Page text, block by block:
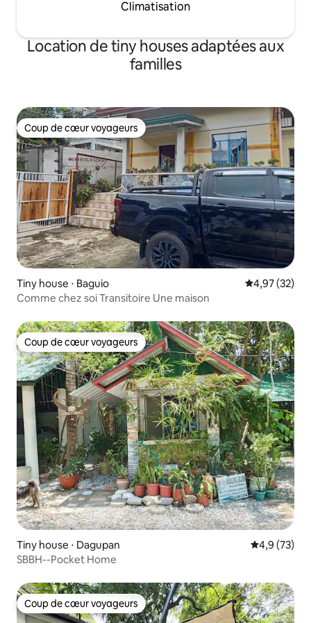
Climatisation
Location de tiny houses adaptées aux
familles
Coup de cœur voyageurs
Coup de cœur voyageurs
Tiny house ⋅ Baguio Évaluation
4,97 (32)
Comme chez soi Transitoire Une maison
Coup de cœur voyageurs
Coup de cœur voyageurs
Tiny house ⋅ Dagupan Évaluation
4,9 (73)
SBBH--Pocket Home
Coup de cœur voyageurs
Coup de cœur voyageurs